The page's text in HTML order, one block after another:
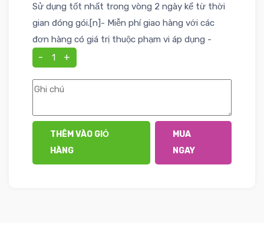
Sử dụng tốt nhất trong vòng 2 ngày kể từ thời
gian đóng gói.[n]- Miễn phí giao hàng với các
đơn hàng có giá trị thuộc phạm vi áp dụng -
- +
THÊM VÀO GIỎ
HÀNG
MUA
NGAY